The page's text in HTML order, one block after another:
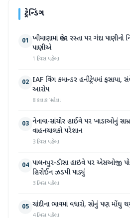
ટ્રેન્ડિંગ
01 ખીમાણામાં જાહેર રસ્તા પર ગંદા
પાણીએ
1 દિવસ પહેલા
02 IAF વિંગ કમાન્ડર હનીટ્રેપમાં ફસાયા,
આરોપ
8 કલાક પહેલા
03 નેનાવા-સાંચોર હાઈવે પર ખાડાઓનું
વાહનચાલકો પરેશાન
3 દિવસ પહેલા
04 પાલનપુર-ડીસા હાઇવે પર એસઓજી
હિરોઈન ઝડપી પાડ્યું
3 દિવસ પહેલા
05 ચાંદીના ભાવમાં વધારો, સોનું પણ મોંઘુ
4 દિવસ પહેલા